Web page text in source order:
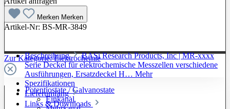
Zur Kategorie: Elektrochemie
Potentiostate / Galvanostate
Einkanal
Merken Merken
Artikel-Nr: BS-MR-3849
Beschreibung
BASi Research Products, Inc | MR-xxxx
Serie Deckel für elektrochemische Messzellen verschiedene
Ausführungen, Ersatzdeckel H… Mehr
Spezifikationen
Lieferumfang
Links & Downloads